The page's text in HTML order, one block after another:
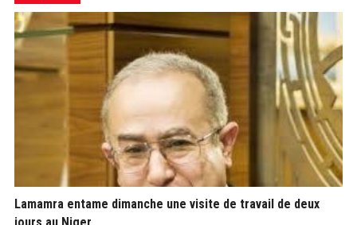
Lamamra entame dimanche une visite de travail de deux